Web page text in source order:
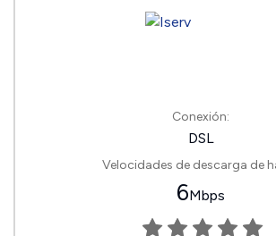
Conexión:
DSL
Velocidades de descarga de
6Mbps